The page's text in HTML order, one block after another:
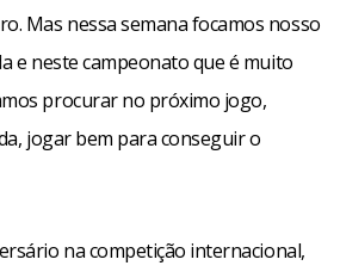
Mas nessa semana focamos nosso
e neste campeonato que é muito
procurar no próximo jogo,
jogar bem para conseguir o
na competição internacional,